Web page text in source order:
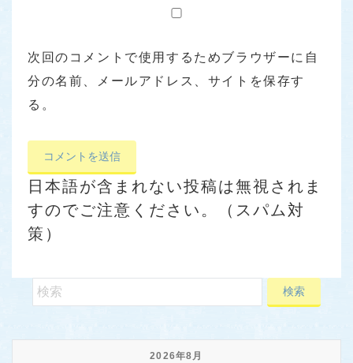
次回のコメントで使用するためブラウザーに自
分の名前、メールアドレス、サイトを保存す
る。
日本語が含まれない投稿は無視されま
すのでご注意ください。（スパム対
策）
2026年8月